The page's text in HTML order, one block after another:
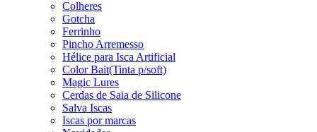
Colheres
Gotcha
Ferrinho
Pincho Arremesso
Hélice para Isca Artificial
Color Bait(Tinta p/soft)
Magic Lures
Cerdas de Saia de Silicone
Salva Iscas
Iscas por marcas